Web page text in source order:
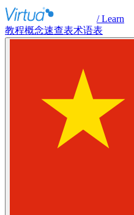
/ Learn
教程概念速查表术语表